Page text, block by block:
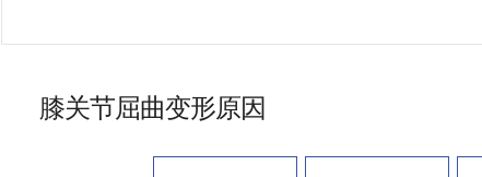
膝关节屈曲变形原因